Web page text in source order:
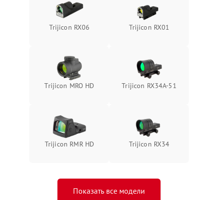
Trijicon RX06 Trijicon RX01
Trijicon MRO HD Trijicon RX34A-51
Trijicon RMR HD Trijicon RX34
Показать все модели